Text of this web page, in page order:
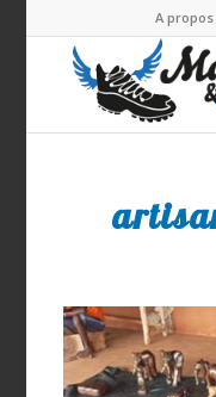
A propos